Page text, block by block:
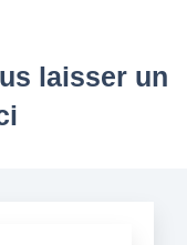
laisser un